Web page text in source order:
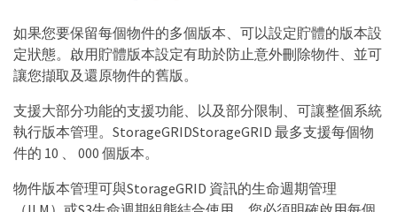
如果您要保留每個物件的多個版本、可以設定貯體的版本設
定狀態。啟用貯體版本設定有助於防止意外刪除物件、並可
讓您擷取及還原物件的舊版。
支援大部分功能的支援功能、以及部分限制、可讓整個系統
執行版本管理。StorageGRIDStorageGRID 最多支援每個物
件的 10 、 000 個版本。
物件版本管理可與StorageGRID 資訊的生命週期管理